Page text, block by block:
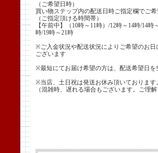
（ご希望日時）
買い物ステップ内の配送日時ご指定欄でご
（ご指定頂ける時間帯）
【午前中】（10時～11時）/12時～14時/14時
時/19時～21時
※ご入金状況や配送状況によりご希望のお
ございます
※最短にてお届け希望の方は、配送希望日を
※当店、土日祝は発送お休み頂いております
（混雑時、遅れる場合もございます。ご理解